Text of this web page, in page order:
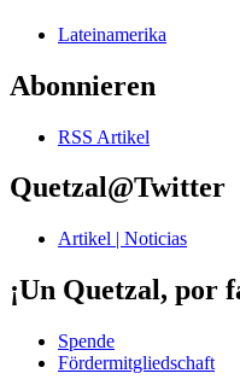
Lateinamerika
Abonnieren
RSS Artikel
Quetzal@Twitter
Artikel | Noticias
¡Un Quetzal, por
Spende
Fördermitgliedschaft